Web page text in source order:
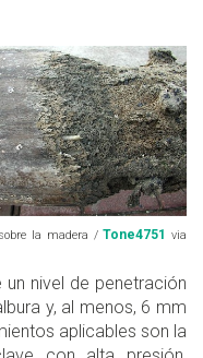
la madera /Tone4751
via
nivel de penetración
y, al menos, 6 mm
aplicables son la